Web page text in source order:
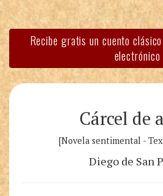
Recibe gratis un cuento
electrónico
Cárcel de
[Novela sentimental -
Diego de San